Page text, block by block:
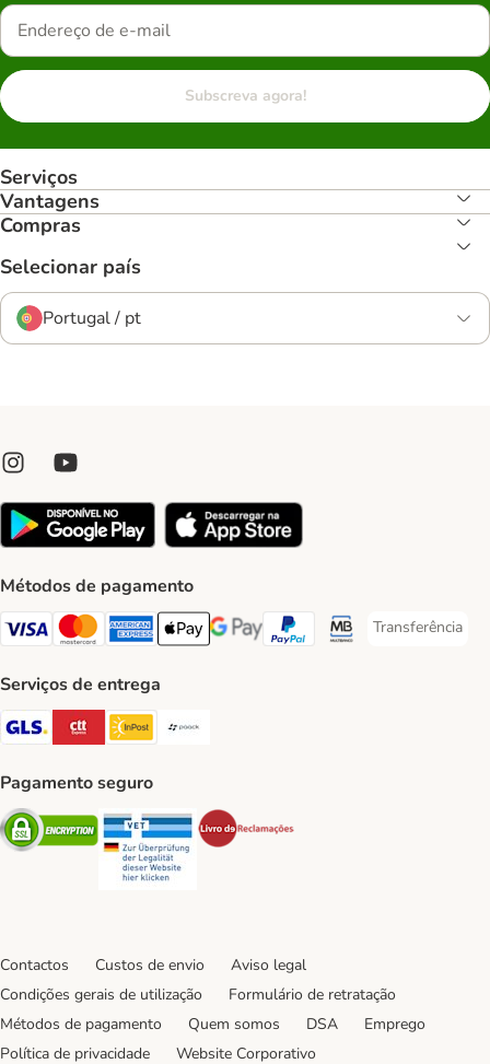
Subscreva agora!
Serviços
Vantagens
Compras
Selecionar país
Portugal / pt
Métodos de pagamento
Visa Payment Method
Mastercard Payment Method
American Express Payment Method
Apple Pay Payment Method
Google Pay Payment Method
PayPal Payment Method
Multibanco Payment
Transferência
Transferência
Serviços de entrega
GLS Shipping Method
CTTExpress Shipping Method
InPost Shipping Method
Pagamento seguro
Security Security
Contactos Custos de envio
Aviso legal
Condições gerais de utilização
Formulário de retratação
Métodos de pagamento
Quem somos DSA
Emprego
Política de privacidade
Website Corporativo